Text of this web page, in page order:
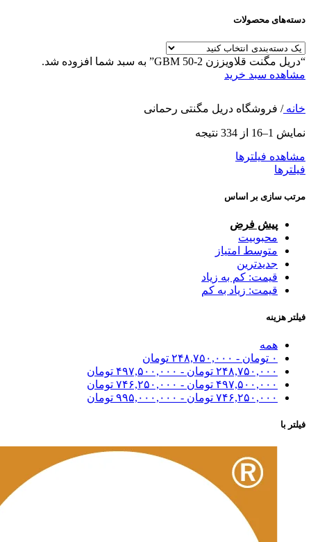
دسته‌های محصولات
“دریل مگنت قلاویززن GBM 50-2” به سبد شما افزوده شد.
مشاهده سبد خرید
خانه/ فروشگاه دریل مگنتی رحمانی
نمایش 1–16 از 334 نتیجه
مشاهده فیلترها
فیلترها
مرتب سازی بر اساس
پیش فرض
محبوبیت
متوسط امتیاز
جدیدترین
قیمت: کم به زیاد
قیمت: زیاد به کم
فیلتر هزینه
همه
۰ تومان - ۲۴۸,۷۵۰,۰۰۰ تومان
۲۴۸,۷۵۰,۰۰۰ تومان - ۴۹۷,۵۰۰,۰۰۰ تومان
۴۹۷,۵۰۰,۰۰۰ تومان - ۷۴۶,۲۵۰,۰۰۰ تومان
۷۴۶,۲۵۰,۰۰۰ تومان - ۹۹۵,۰۰۰,۰۰۰ تومان
فیلتر با